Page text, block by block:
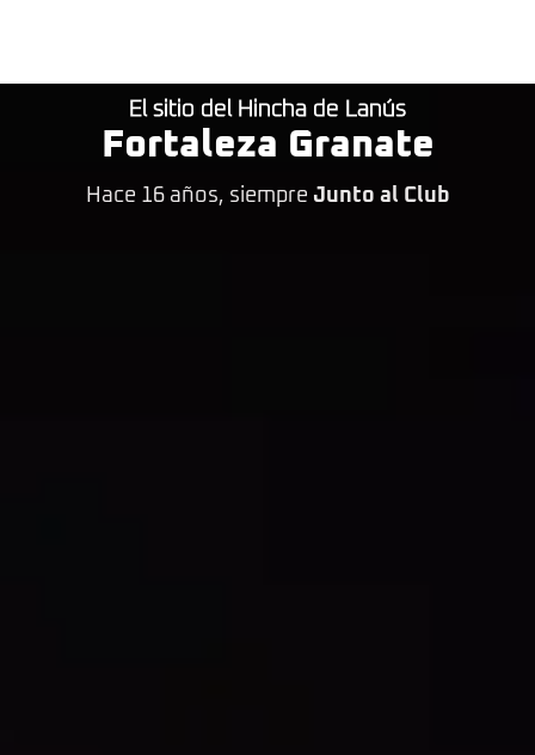
El sitio del Hincha de Lanús
Fortaleza Granate
Hace 16 años, siempre Junto al Club